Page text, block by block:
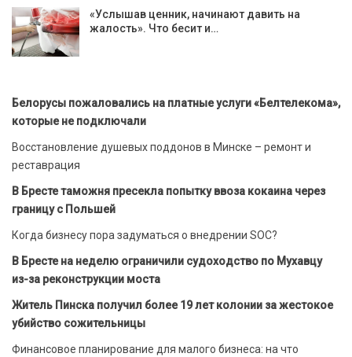
«Услышав ценник, начинают давить на
жалость». Что бесит и…
Белорусы пожаловались на платные услуги «Белтелекома»,
которые не подключали
Восстановление душевых поддонов в Минске – ремонт и
реставрация
В Бресте таможня пресекла попытку ввоза кокаина через
границу с Польшей
Когда бизнесу пора задуматься о внедрении SOC?
В Бресте на неделю ограничили судоходство по Мухавцу
из-за реконструкции моста
Житель Пинска получил более 19 лет колонии за жестокое
убийство сожительницы
Финансовое планирование для малого бизнеса: на что